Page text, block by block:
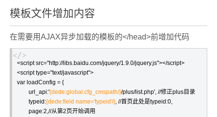
模板文件增加内容
在需要用AJAX异步加载的模板的</head>前增加代码
<script src="http://libs.baidu.com/jquery/1.9.0/jquery.js"></script>
<script type="text/javascript">
var loadConfig = {
        url_api:'
{dede:global.cfg_cmspath/}/plus/list.php', //修正plus目录
        typeid:
{dede:field name='typeid'/}, //首页此处是typeid:0,
        page:2,//从第2页开始调用